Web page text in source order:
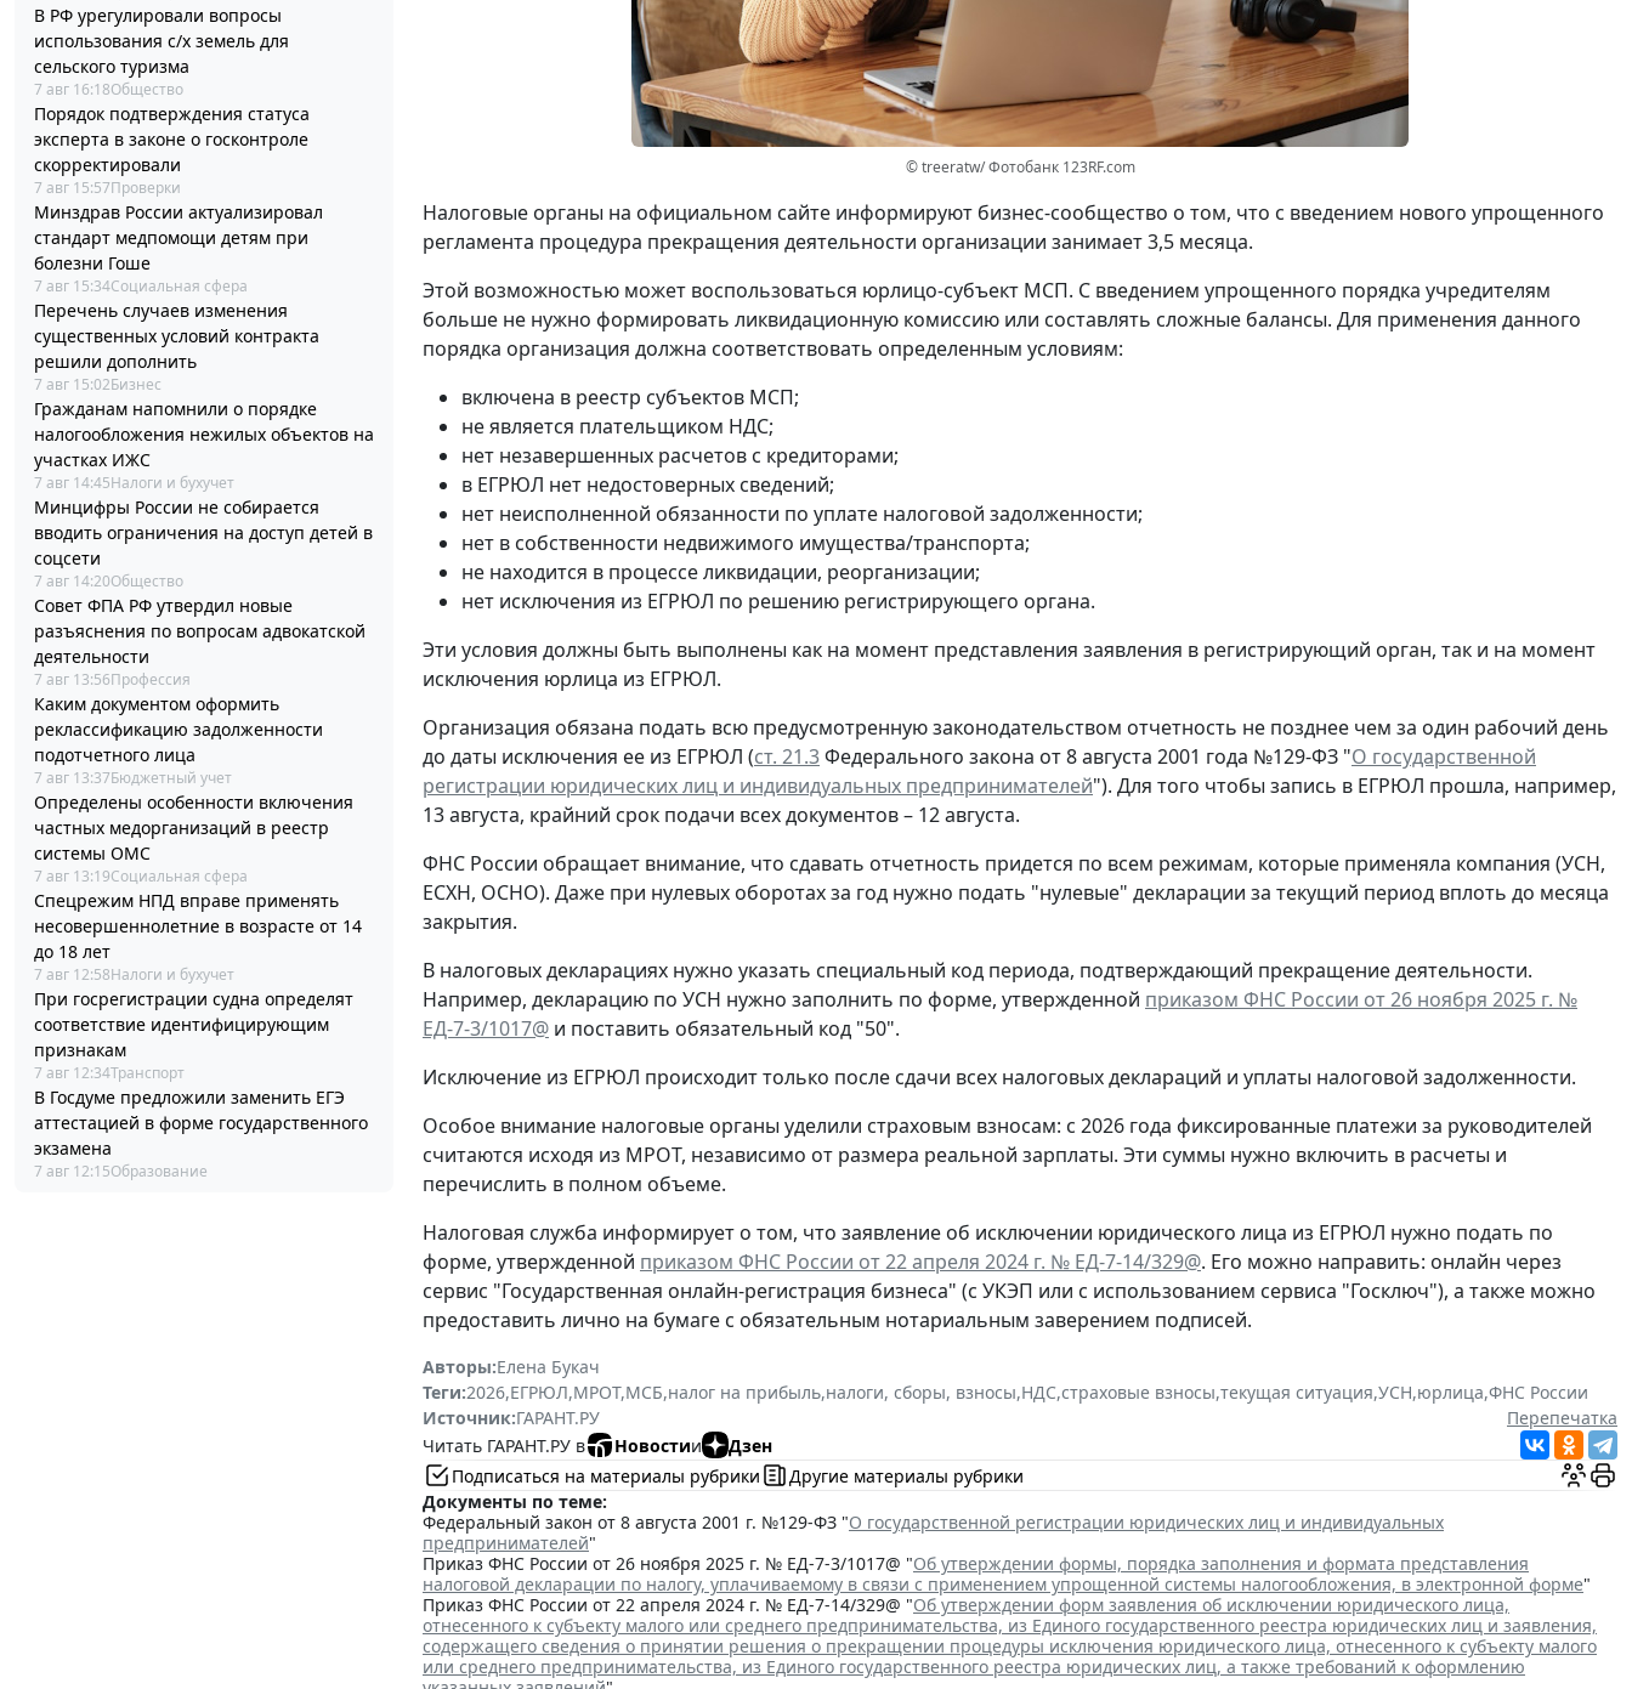
В РФ урегулировали вопросы
использования с/х земель для
сельского туризма
7 авг 16:18Общество
Порядок подтверждения статуса
эксперта в законе о госконтроле
скорректировали
7 авг 15:57Проверки
Минздрав России актуализировал
стандарт медпомощи детям при
болезни Гоше
7 авг 15:34Социальная сфера
Перечень случаев изменения
существенных условий контракта
решили дополнить
7 авг 15:02Бизнес
Гражданам напомнили о порядке
налогообложения нежилых объектов на
участках ИЖС
7 авг 14:45Налоги и бухучет
Минцифры России не собирается
вводить ограничения на доступ детей в
соцсети
7 авг 14:20Общество
Совет ФПА РФ утвердил новые
разъяснения по вопросам адвокатской
деятельности
7 авг 13:56Профессия
Каким документом оформить
реклассификацию задолженности
подотчетного лица
7 авг 13:37Бюджетный учет
Определены особенности включения
частных медорганизаций в реестр
системы ОМС
7 авг 13:19Социальная сфера
Спецрежим НПД вправе применять
несовершеннолетние в возрасте от 14
до 18 лет
7 авг 12:58Налоги и бухучет
При госрегистрации судна определят
соответствие идентифицирующим
признакам
7 авг 12:34Транспорт
В Госдуме предложили заменить ЕГЭ
аттестацией в форме государственного
экзамена
7 авг 12:15Образование
© treeratw/ Фотобанк 123RF.com
Налоговые органы на официальном сайте информируют бизнес-сообщество о том, что с введением нового упрощенного
регламента процедура прекращения деятельности организации занимает 3,5 месяца.
Этой возможностью может воспользоваться юрлицо-субъект МСП. С введением упрощенного порядка учредителям
больше не нужно формировать ликвидационную комиссию или составлять сложные балансы. Для применения данного
порядка организация должна соответствовать определенным условиям:
включена в реестр субъектов МСП;
не является плательщиком НДС;
нет незавершенных расчетов с кредиторами;
в ЕГРЮЛ нет недостоверных сведений;
нет неисполненной обязанности по уплате налоговой задолженности;
нет в собственности недвижимого имущества/транспорта;
не находится в процессе ликвидации, реорганизации;
нет исключения из ЕГРЮЛ по решению регистрирующего органа.
Эти условия должны быть выполнены как на момент представления заявления в регистрирующий орган, так и на момент
исключения юрлица из ЕГРЮЛ.
Организация обязана подать всю предусмотренную законодательством отчетность не позднее чем за один рабочий день
до даты исключения ее из ЕГРЮЛ (ст. 21.3Федерального закона от 8 августа 2001 года №129-ФЗ "О государственной
регистрации юридических лиц и индивидуальных предпринимателей"). Для того чтобы запись в ЕГРЮЛ прошла, например,
13 августа, крайний срок подачи всех документов – 12 августа.
ФНС России обращает внимание, что сдавать отчетность придется по всем режимам, которые применяла компания (УСН,
ЕСХН, ОСНО). Даже при нулевых оборотах за год нужно подать "нулевые" декларации за текущий период вплоть до месяца
закрытия.
В налоговых декларациях нужно указать специальный код периода, подтверждающий прекращение деятельности.
Например, декларацию по УСН нужно заполнить по форме, утвержденной приказом ФНС России от 26 ноября 2025 г. №
ЕД-7-3/1017@ и поставить обязательный код "50".
Исключение из ЕГРЮЛ происходит только после сдачи всех налоговых деклараций и уплаты налоговой задолженности.
Особое внимание налоговые органы уделили страховым взносам: с 2026 года фиксированные платежи за руководителей
считаются исходя из МРОТ, независимо от размера реальной зарплаты. Эти суммы нужно включить в расчеты и
перечислить в полном объеме.
Налоговая служба информирует о том, что заявление об исключении юридического лица из ЕГРЮЛ нужно подать по
форме, утвержденной приказом ФНС России от 22 апреля 2024 г. № ЕД-7-14/329@. Его можно направить: онлайн через
сервис "Государственная онлайн-регистрация бизнеса" (с УКЭП или с использованием сервиса "Госключ"), а также можно
предоставить лично на бумаге с обязательным нотариальным заверением подписей.
Авторы:Елена Букач
Теги:2026,ЕГРЮЛ,МРОТ,МСБ,налог на прибыль,налоги, сборы, взносы,НДС,страховые взносы,текущая ситуация,УСН,юрлица,ФНС России
Источник:ГАРАНТ.РУ
Перепечатка
Читать ГАРАНТ.РУ в
Новостии
Дзен
Подписаться на материалы рубрики
Другие материалы рубрики
Документы по теме:
Федеральный закон от 8 августа 2001 г. №129-ФЗ "О государственной регистрации юридических лиц и индивидуальных
предпринимателей"
Приказ ФНС России от 26 ноября 2025 г. № ЕД-7-3/1017@ "Об утверждении формы, порядка заполнения и формата представления
налоговой декларации по налогу, уплачиваемому в связи с применением упрощенной системы налогообложения, в электронной форме"
Приказ ФНС России от 22 апреля 2024 г. № ЕД-7-14/329@ "Об утверждении форм заявления об исключении юридического лица,
отнесенного к субъекту малого или среднего предпринимательства, из Единого государственного реестра юридических лиц и заявления,
содержащего сведения о принятии решения о прекращении процедуры исключения юридического лица, отнесенного к субъекту малого
или среднего предпринимательства, из Единого государственного реестра юридических лиц, а также требований к оформлению